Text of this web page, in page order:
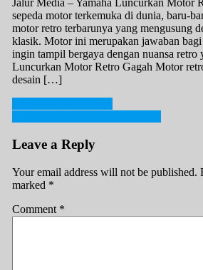
Jalur Media – Yamaha Luncurkan Motor
sepeda motor terkemuka di dunia, baru-
motor retro terbarunya yang mengusung
klasik. Motor ini merupakan jawaban
ingin tampil bergaya dengan nuansa retro
Luncurkan Motor Retro Gagah Motor
desain […]
Post
navigation
Leave a Reply
Your email address will not be published.
marked *
Comment *